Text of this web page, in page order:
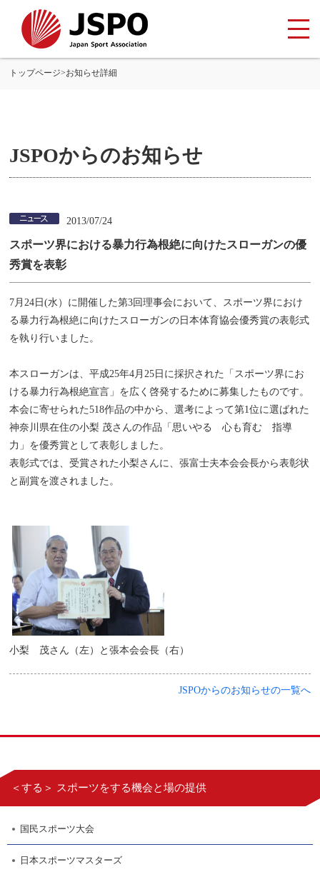
トップページ>お知らせ詳細
JSPOからのお知らせ
2013/07/24
スポーツ界における暴力行為根絶に向けたスローガンの優
秀賞を表彰
7月24日(水）に開催した第3回理事会において、スポーツ界におけ
る暴力行為根絶に向けたスローガンの日本体育協会優秀賞の表彰式
を執り行いました。
本スローガンは、平成25年4月25日に採択された「スポーツ界にお
ける暴力行為根絶宣言」を広く啓発するために募集したものです。
本会に寄せられた518作品の中から、選考によって第1位に選ばれた
神奈川県在住の小梨 茂さんの作品「思いやる 心も育む 指導
力」を優秀賞として表彰しました。
表彰式では、受賞された小梨さんに、張富士夫本会会長から表彰状
と副賞を渡されました。
小梨 茂さん（左）と張本会会長（右）
JSPOからのお知らせの一覧へ
＜する＞ スポーツをする機会と場の提供
国民スポーツ大会
日本スポーツマスターズ